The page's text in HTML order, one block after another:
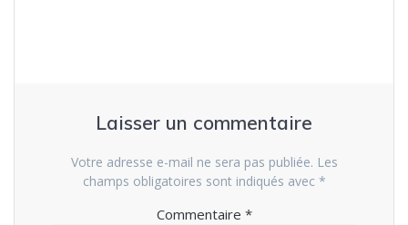
Laisser un commentaire
Votre adresse e-mail ne sera pas publiée. Les
champs obligatoires sont indiqués avec *
Commentaire *